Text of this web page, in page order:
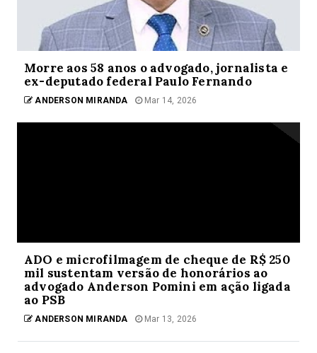
Morre aos 58 anos o advogado, jornalista e
ex-deputado federal Paulo Fernando
ANDERSON MIRANDA Mar 14, 2026
ADO e microfilmagem de cheque de R$ 250
mil sustentam versão de honorários ao
advogado Anderson Pomini em ação ligada
ao PSB
ANDERSON MIRANDA Mar 13, 2026